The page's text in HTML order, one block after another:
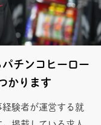
チンコヒーロー
かります
験者が運営する就